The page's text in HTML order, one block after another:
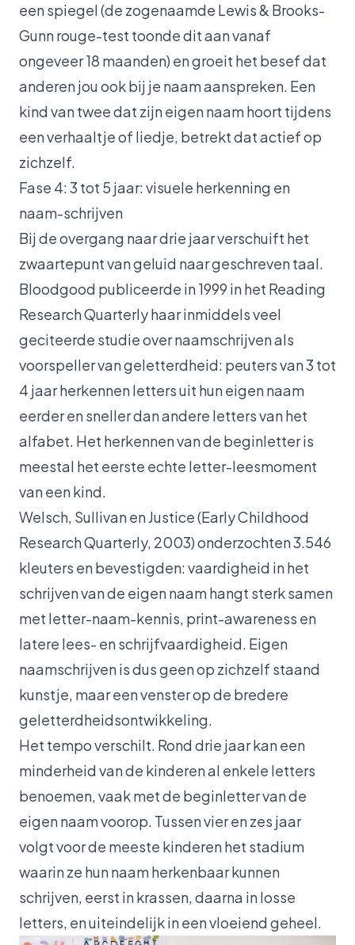
een spiegel (de zogenaamde Lewis & Brooks-
Gunn rouge-test toonde dit aan vanaf
ongeveer 18 maanden) en groeit het besef dat
anderen jou ook bij je naam aanspreken. Een
kind van twee dat zijn eigen naam hoort tijdens
een verhaaltje of liedje, betrekt dat actief op
zichzelf.
Fase 4: 3 tot 5 jaar: visuele herkenning en
naam-schrijven
Bij de overgang naar drie jaar verschuift het
zwaartepunt van geluid naar geschreven taal.
Bloodgood publiceerde in 1999 in het Reading
Research Quarterly haar inmiddels veel
geciteerde studie over naamschrijven als
voorspeller van geletterdheid: peuters van 3 tot
4 jaar herkennen letters uit hun eigen naam
eerder en sneller dan andere letters van het
alfabet. Het herkennen van de beginletter is
meestal het eerste echte letter-leesmoment
van een kind.
Welsch, Sullivan en Justice (Early Childhood
Research Quarterly, 2003) onderzochten 3.546
kleuters en bevestigden: vaardigheid in het
schrijven van de eigen naam hangt sterk samen
met letter-naam-kennis, print-awareness en
latere lees- en schrijfvaardigheid. Eigen
naamschrijven is dus geen op zichzelf staand
kunstje, maar een venster op de bredere
geletterdheidsontwikkeling.
Het tempo verschilt. Rond drie jaar kan een
minderheid van de kinderen al enkele letters
benoemen, vaak met de beginletter van de
eigen naam voorop. Tussen vier en zes jaar
volgt voor de meeste kinderen het stadium
waarin ze hun naam herkenbaar kunnen
schrijven, eerst in krassen, daarna in losse
letters, en uiteindelijk in een vloeiend geheel.